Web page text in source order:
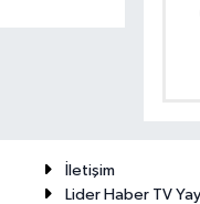
İletişim
Lider Haber TV